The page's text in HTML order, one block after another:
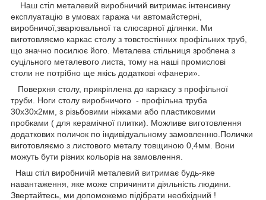
Наш стіл металевий виробничий витримає інтенсивну
експлуатацію в умовах гаража чи автомайстерні,
виробничої,зварювальної та слюсарної ділянки. Ми
виготовляємо каркас столу з товстостінних профільних труб,
що значно посилює його. Металева стільниця зроблена з
суцільного металевого листа, тому на наші промислові
столи не потрібно ще якісь додаткові «фанери».
Поверхня столу, прикріплена до каркасу з профільної
труби. Ноги столу виробничого - профільна труба
30х30х2мм, з різьбовими ніжками або пластиковими
пробками ( для керамічної плитки). Можливе виготовлення
додаткових поличок по індивідуальному замовленню.Полички
виготовляємо з листового металу товщиною 0,4мм. Вони
можуть бути різних кольорів на замовлення.
Наш стіл виробничій металевий витримає будь-яке
навантаження, яке може спричинити діяльність людини.
Звертайтесь, ми допоможемо підібрати необхідний !